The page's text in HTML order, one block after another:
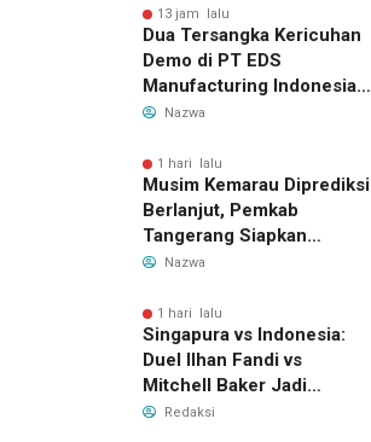
13 jam lalu
Dua Tersangka Kericuhan
Demo di PT EDS
Manufacturing Indonesia
Ditahan, Polda Banten
Pengelolaan Limbah
Nazwa
1 hari lalu
Musim Kemarau Diprediksi
Berlanjut, Pemkab
Tangerang Siapkan
Langkah Antisipasi Krisis
Nazwa
1 hari lalu
Singapura vs Indonesia:
Duel Ilhan Fandi vs
Mitchell Baker Jadi
Sorotan di Piala AFF 2026
Redaksi